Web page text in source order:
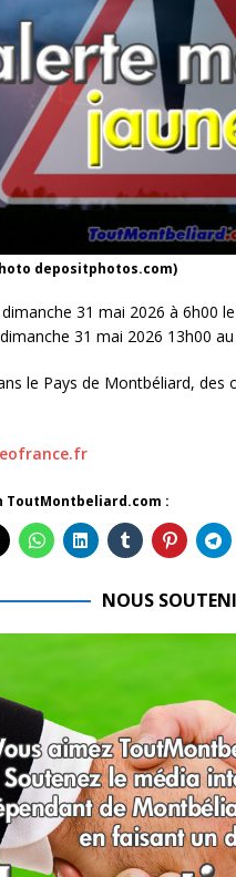
depositphotos.com)
31 mai 2026 à 6h00
31 mai 2026 13h00
le Pays de Montbéliard,
:
NOUS